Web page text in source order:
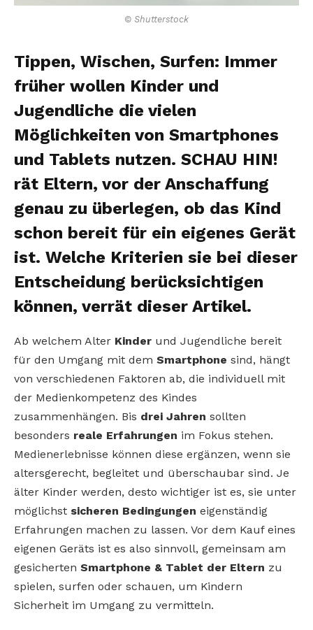
© Shutterstock
Tippen, Wischen, Surfen: Immer
früher wollen Kinder und
Jugendliche die vielen
Möglichkeiten von Smartphones
und Tablets nutzen. SCHAU HIN!
rät Eltern, vor der Anschaffung
genau zu überlegen, ob das Kind
schon bereit für ein eigenes Gerät
ist. Welche Kriterien sie bei dieser
Entscheidung berücksichtigen
können, verrät dieser Artikel.
Ab welchem Alter Kinder und Jugendliche bereit
für den Umgang mit dem Smartphone sind, hängt
von verschiedenen Faktoren ab, die individuell mit
der Medienkompetenz des Kindes
zusammenhängen. Bis drei Jahren sollten
besonders reale Erfahrungen im Fokus stehen.
Medienerlebnisse können diese ergänzen, wenn sie
altersgerecht, begleitet und überschaubar sind. Je
älter Kinder werden, desto wichtiger ist es, sie unter
möglichst sicheren Bedingungen eigenständig
Erfahrungen machen zu lassen. Vor dem Kauf eines
eigenen Geräts ist es also sinnvoll, gemeinsam am
gesicherten Smartphone & Tablet der Eltern zu
spielen, surfen oder schauen, um Kindern
Sicherheit im Umgang zu vermitteln.